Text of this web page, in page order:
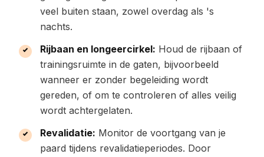
veel buiten staan, zowel overdag als 's
nachts.
Rijbaan en longeercirkel: Houd de rijbaan of
trainingsruimte in de gaten, bijvoorbeeld
wanneer er zonder begeleiding wordt
gereden, of om te controleren of alles veilig
wordt achtergelaten.
Revalidatie: Monitor de voortgang van je
paard tijdens revalidatieperiodes. Door